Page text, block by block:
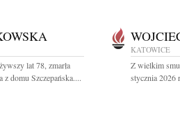
lat 78, zmarła
domu Szczepańska....
KATOWICE
Z wielkim
stycznia 2026